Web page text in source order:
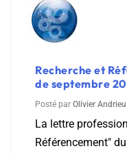
Recherche et
de septembre
Posté par Olivier Andrieu
La lettre
Référencement"